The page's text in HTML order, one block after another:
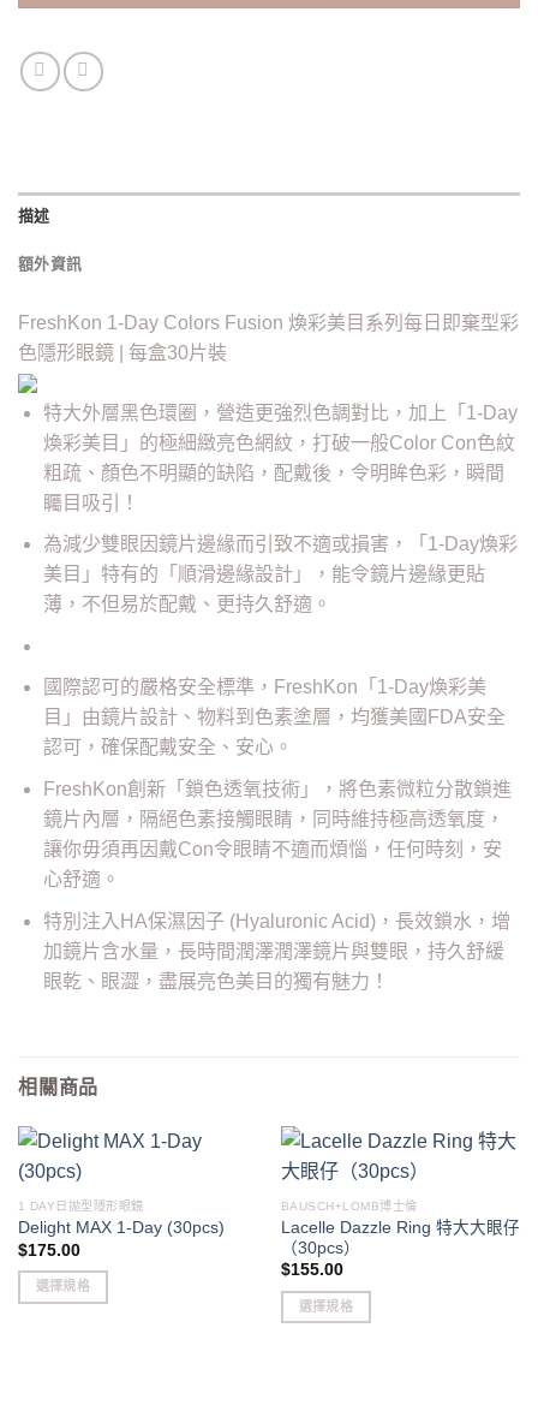
描述
額外資訊
FreshKon 1-Day Colors Fusion 煥彩美目系列每日即棄型彩
色隱形眼鏡 | 每盒30片裝
特大外層黑色環圈，營造更強烈色調對比，加上「1-Day
煥彩美目」的極細緻亮色網紋，打破一般Color Con色紋
粗疏、顏色不明顯的缺陷，配戴後，令明眸色彩，瞬間
矚目吸引！
為減少雙眼因鏡片邊緣而引致不適或損害，「1-Day煥彩
美目」特有的「順滑邊緣設計」，能令鏡片邊緣更貼
薄，不但易於配戴、更持久舒適。
國際認可的嚴格安全標準，FreshKon「1-Day煥彩美
目」由鏡片設計、物料到色素塗層，均獲美國FDA安全
認可，確保配戴安全、安心。
FreshKon創新「鎖色透氧技術」，將色素微粒分散鎖進
鏡片內層，隔絕色素接觸眼睛，同時維持極高透氧度，
讓你毋須再因戴Con令眼睛不適而煩惱，任何時刻，安
心舒適。
特別注入HA保濕因子 (Hyaluronic Acid)，長效鎖水，增
加鏡片含水量，長時間潤澤潤澤鏡片與雙眼，持久舒緩
眼乾、眼澀，盡展亮色美目的獨有魅力！
相關商品
1 DAY日拋型隱形眼鏡
Delight MAX 1-Day (30pcs)
$175.00
選擇規格
BAUSCH+LOMB博士倫
Lacelle Dazzle Ring 特大大眼仔
（30pcs）
$155.00
選擇規格